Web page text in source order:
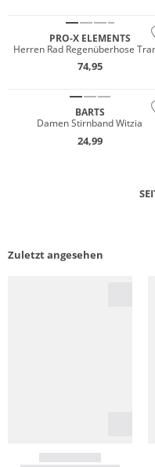
PRO-X ELEMENTS
Herren Rad Regenüberhose
74,95
BARTS
Damen Stirnband Witzia
24,99
Zuletzt angesehen